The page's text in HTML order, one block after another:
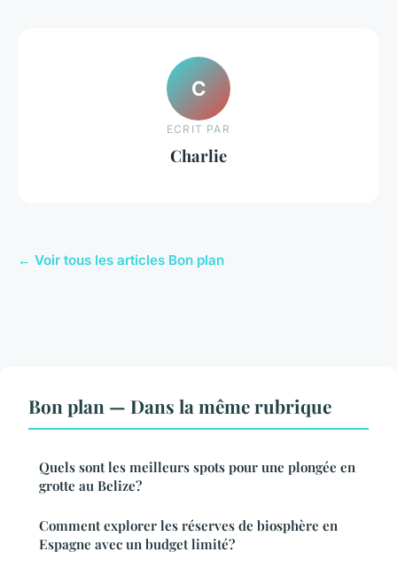
C
ECRIT PAR
Charlie
← Voir tous les articles Bon plan
Bon plan — Dans la même rubrique
Quels sont les meilleurs spots pour une plongée en
grotte au Belize?
Comment explorer les réserves de biosphère en
Espagne avec un budget limité?